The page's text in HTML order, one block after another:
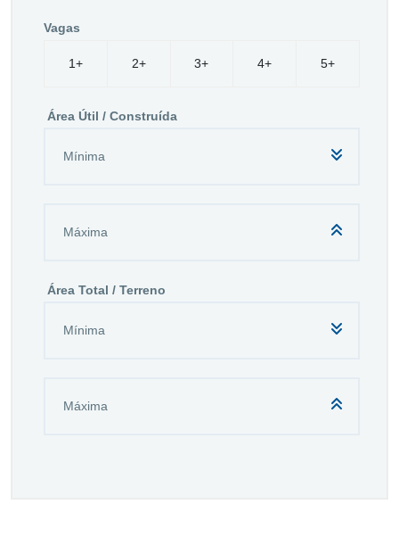
Vagas
1+ 2+ 3+ 4+ 5+
Área Útil / Construída
Área Total / Terreno